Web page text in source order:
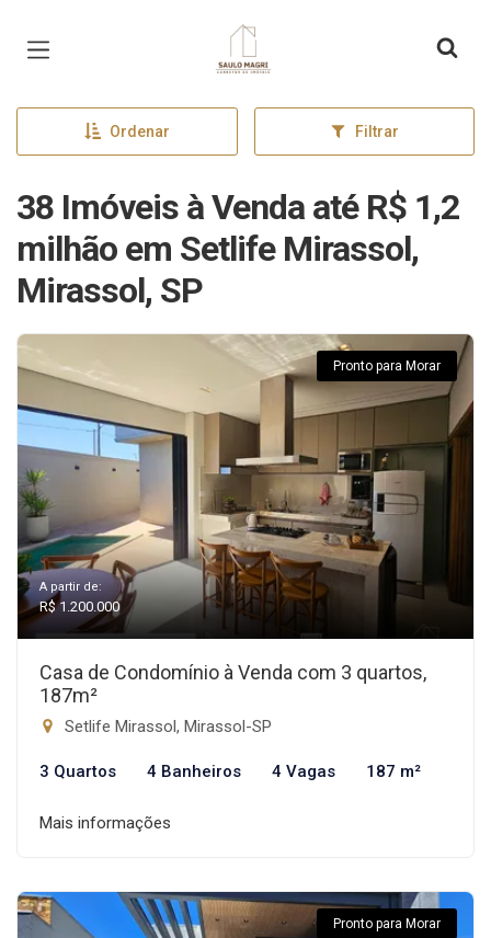
Página inicial
Ordenar Filtrar
38 Imóveis à Venda até R$ 1,2
milhão em Setlife Mirassol,
Mirassol, SP
Pronto para Morar
A partir de:
R$ 1.200.000
Casa de Condomínio à Venda com 3 quartos,
187m²
Setlife Mirassol, Mirassol-SP
3 Quartos 4 Banheiros 4 Vagas 187 m²
Mais informações
Pronto para Morar